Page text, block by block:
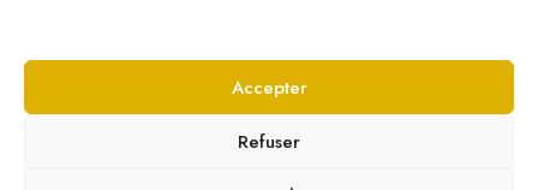
Accepter
Refuser